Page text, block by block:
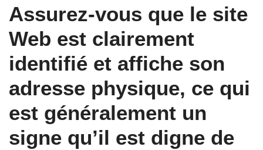
Assurez-vous que le site
Web est clairement
identifié et affiche son
adresse physique, ce qui
est généralement un
signe qu’il est digne de